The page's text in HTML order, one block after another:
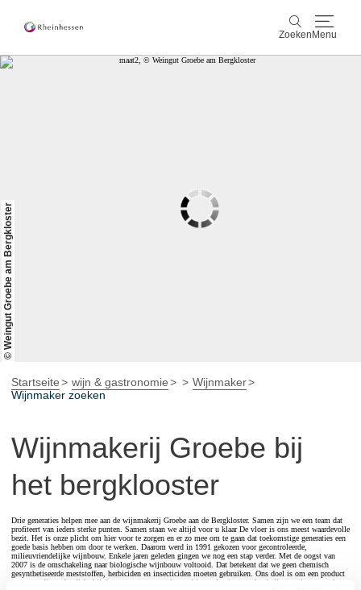
Zoeken Menu
Events
© Weingut Groebe am Bergkloster
Startseite wijn & gastronomie
Wijnmaker
Wijnmaker zoeken
Wijnmakerij Groebe bij
het bergklooster
Drie generaties helpen mee aan de wijnmakerij Groebe aan de Bergkloster. Samen zijn we een team dat
profiteert van ieders sterke punten. Samen staan we altijd voor u klaar De vloer is ons meest waardevolle
bezit. Het is onze plicht om hier voor te zorgen en er zo mee om te gaan dat toekomstige generaties een
goede basis hebben om door te werken. Daarom werd in 1991 gekozen voor gecontroleerde,
milieuvriendelijke wijnbouw. Enkele jaren geleden gingen we nog een stap verder. Met de oogst van
2007 is de omschakeling naar biologische wijnbouw voltooid. Dat betekent dat we geen chemisch
gesynthetiseerde meststoffen, herbiciden en insecticiden moeten gebruiken. Ons doel is om een product
te vervaardigen dat dicht bij de natuur staat en gebaseerd is op de nieuwste bevindingen uit wetenschap